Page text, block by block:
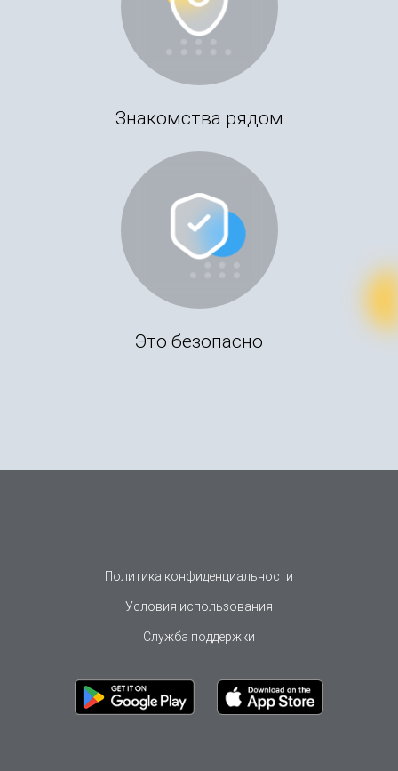
Знакомства рядом
Это безопасно
Политика конфиденциальности
Условия использования
Служба поддержки